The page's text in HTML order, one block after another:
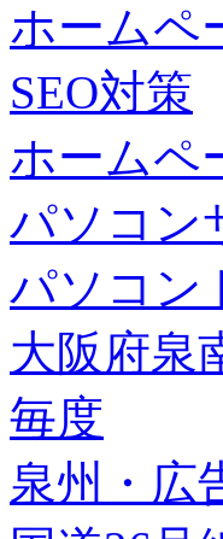
ホームペ
SEO対策
ホームペ
パソコン
パソコン
大阪府泉
毎度
泉州・広